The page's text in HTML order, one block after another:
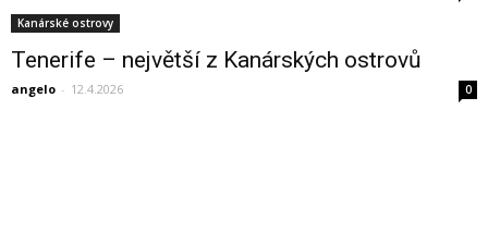
Kanárské ostrovy
Tenerife – největší z Kanárských ostrovů
angelo - 12.4.2026 0